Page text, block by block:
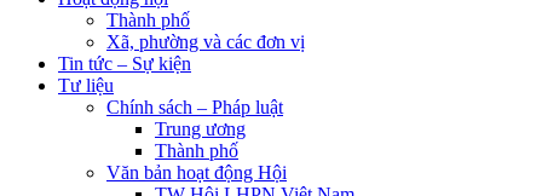
Thành phố
Xã, phường và các đơn vị
Tin tức – Sự kiện
Tư liệu
Chính sách – Pháp luật
Trung ương
Thành phố
Văn bản hoạt động Hội